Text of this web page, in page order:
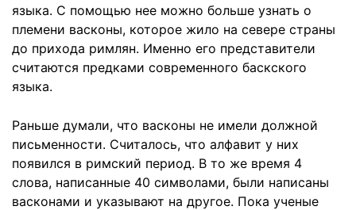
языка. С помощью нее можно больше узнать о
племени васконы, которое жило на севере страны
до прихода римлян. Именно его представители
считаются предками современного баскского
языка.
Раньше думали, что васконы не имели должной
письменности. Считалось, что алфавит у них
появился в римский период. В то же время 4
слова, написанные 40 символами, были написаны
васконами и указывают на другое. Пока ученые